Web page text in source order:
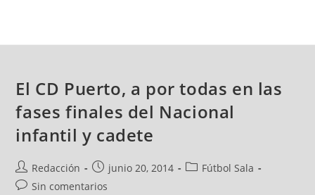
El CD Puerto, a por todas en las
fases finales del Nacional
infantil y cadete
Redacción junio 20, 2014
Fútbol Sala
Sin comentarios